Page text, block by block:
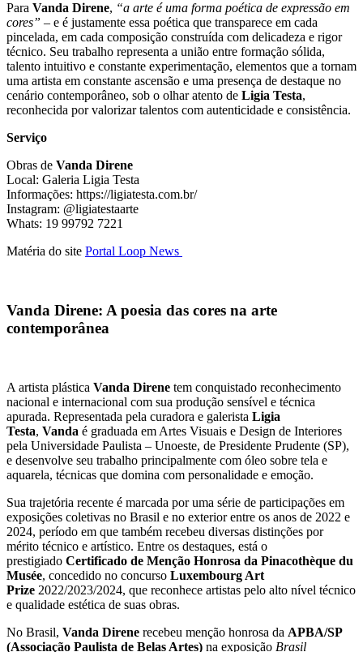
Para Vanda Direne, “a arte é uma forma poética de expressão em
cores” – e é justamente essa poética que transparece em cada
pincelada, em cada composição construída com delicadeza e rigor
técnico. Seu trabalho representa a união entre formação sólida,
talento intuitivo e constante experimentação, elementos que a tornam
uma artista em constante ascensão e uma presença de destaque no
cenário contemporâneo, sob o olhar atento de Ligia Testa,
reconhecida por valorizar talentos com autenticidade e consistência.
Serviço
Obras de Vanda Direne
Local: Galeria Ligia Testa
Informações: https://ligiatesta.com.br/
Instagram: @ligiatestaarte
Whats: 19 99792 7221
Matéria do site Portal Loop News
Vanda Direne: A poesia das cores na arte
contemporânea
A artista plástica Vanda Direne tem conquistado reconhecimento
nacional e internacional com sua produção sensível e técnica
apurada. Representada pela curadora e galerista Ligia
Testa, Vanda é graduada em Artes Visuais e Design de Interiores
pela Universidade Paulista – Unoeste, de Presidente Prudente (SP),
e desenvolve seu trabalho principalmente com óleo sobre tela e
aquarela, técnicas que domina com personalidade e emoção.
Sua trajetória recente é marcada por uma série de participações em
exposições coletivas no Brasil e no exterior entre os anos de 2022 e
2024, período em que também recebeu diversas distinções por
mérito técnico e artístico. Entre os destaques, está o
prestigiado Certificado de Menção Honrosa da Pinacothèque du
Musée, concedido no concurso Luxembourg Art
Prize 2022/2023/2024, que reconhece artistas pelo alto nível técnico
e qualidade estética de suas obras.
No Brasil, Vanda Direne recebeu menção honrosa da APBA/SP
(Associação Paulista de Belas Artes) na exposição Brasil